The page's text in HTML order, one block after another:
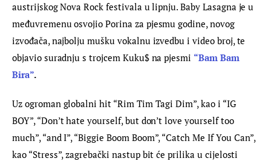
austrijskog Nova Rock festivala u lipnju. Baby Lasagna je u
međuvremenu osvojio Porina za pjesmu godine, novog
izvođača, najbolju mušku vokalnu izvedbu i video broj, te
objavio suradnju s trojcem Kuku$ na pjesmi “Bam Bam
Bira”.
Uz ogroman globalni hit “Rim Tim Tagi Dim”, kao i “IG
BOY”, “Don’t hate yourself, but don’t love yourself too
much”, ​“and I”, “Biggie Boom Boom”, “Catch Me If You Can”,
kao “Stress”, zagrebački nastup bit će prilika u cijelosti